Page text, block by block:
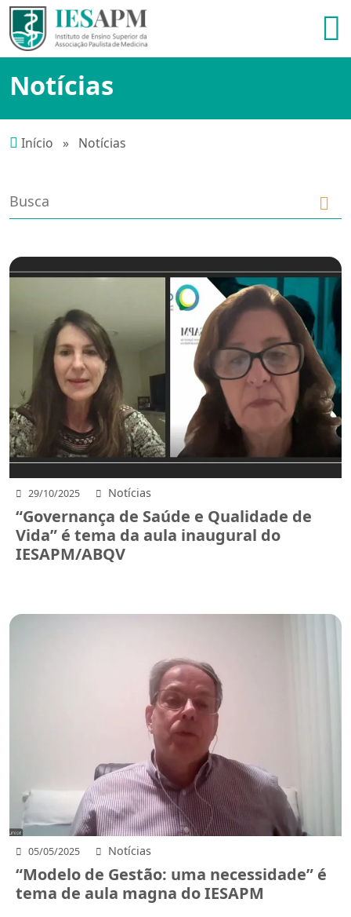
Notícias
Início » Notícias
29/10/2025 Notícias
“Governança de Saúde e Qualidade de
Vida” é tema da aula inaugural do
IESAPM/ABQV
05/05/2025 Notícias
“Modelo de Gestão: uma necessidade” é
tema de aula magna do IESAPM